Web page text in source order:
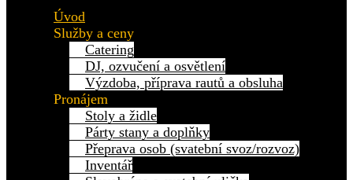
Úvod
Služby a ceny
Catering
DJ, ozvučení a osvětlení
Výzdoba, příprava rautů a obsluha
Pronájem
Stoly a židle
Párty stany a doplňky
Přeprava osob (svatební svoz/rozvoz)
Inventář